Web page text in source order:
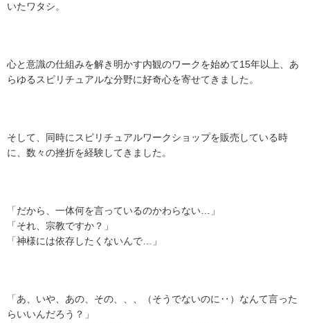
いたワタシ。
心と意識の仕組みを解き明かす内観のワークを始めて15年以上、あ
らゆるスピリチュアルな分野に好奇心を寄せてきました。
そして、同時にスピリチュアルワークショップを販売している時
に、数々の挫折を経験してきました。
「だから、一体何を言っているのかわらない…」
「それ、宗教ですか？」
「神様には依存したくないんで…」
「あ、いや、あの、その、、、（そうでないのに‥）なんて言った
らいいんだろう？」